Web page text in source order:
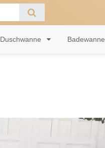
Duschwanne Badewanne